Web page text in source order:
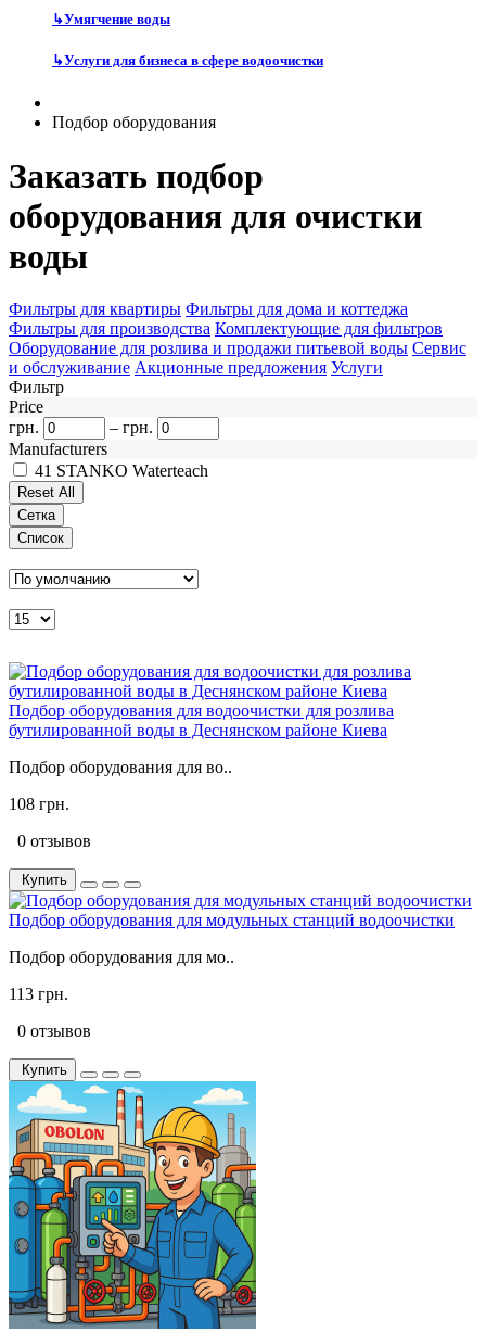
↳Умягчение воды
↳Услуги для бизнеса в сфере водоочистки
Подбор оборудования
Заказать подбор
оборудования для очистки
воды
Фильтры для квартиры Фильтры для дома и коттеджа
Фильтры для производства Комплектующие для фильтров
Оборудование для розлива и продажи питьевой воды Сервис
и обслуживание Акционные предложения Услуги
Фильтр
Price
грн.
– грн.
Manufacturers
41 STANKO Waterteach
Сетка
Список
Подбор оборудования для водоочистки для розлива
бутилированной воды в Деснянском районе Киева
Подбор оборудования для во..
108 грн.
0 отзывов
Купить
Подбор оборудования для модульных станций водоочистки
Подбор оборудования для мо..
113 грн.
0 отзывов
Купить